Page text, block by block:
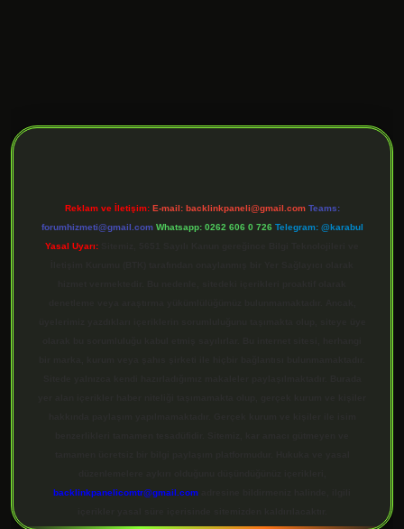
Reklam ve İletişim: E-mail: backlinkpaneli@gmail.com Teams:
forumhizmeti@gmail.com Whatsapp: 0262 606 0 726 Telegram: @karabul
Yasal Uyarı:
backlinkpanelicomtr@gmail.com